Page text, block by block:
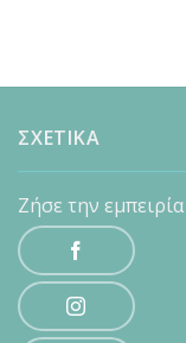
ΣΧΕΤΙΚΑ
Ζήσε την